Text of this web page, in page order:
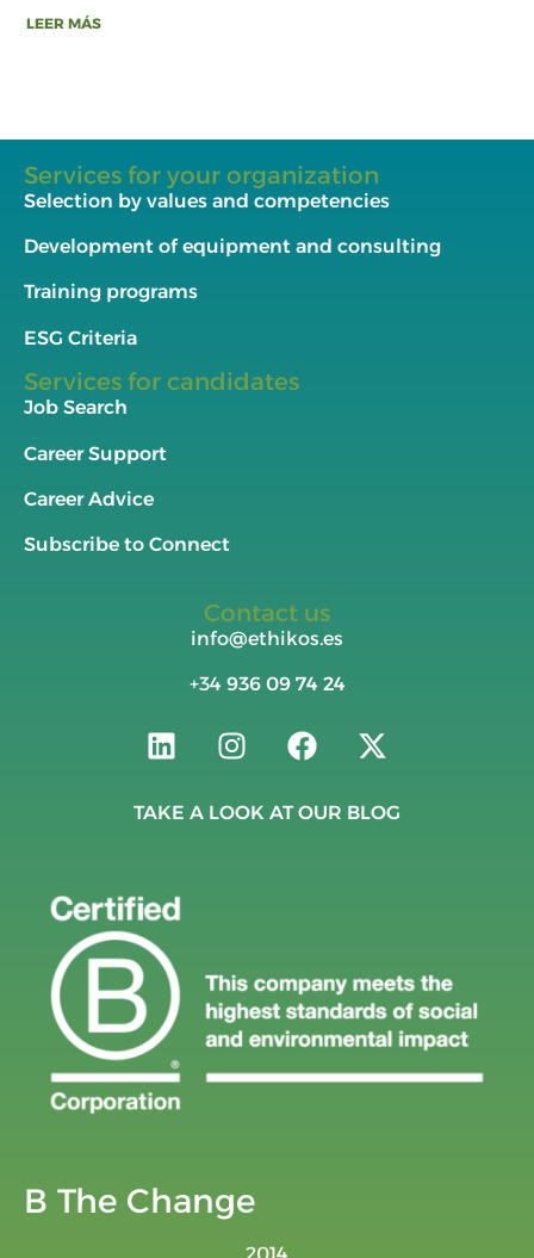
LEER MÁS
Services for your organization
Selection by values and competencies
Development of equipment and consulting
Training programs
ESG Criteria
Services for candidates
Job Search
Career Support
Career Advice
Subscribe to Connect
Contact us
info@ethikos.es
+34 936 09 74 24
TAKE A LOOK AT OUR BLOG
B The Change